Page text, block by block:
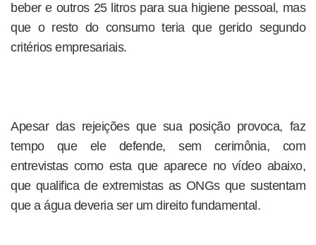
beber e outros 25 litros para sua higiene pessoal, mas
que o resto do consumo teria que gerido segundo
critérios empresariais.
Apesar das rejeições que sua posição provoca, faz
tempo que ele defende, sem cerimônia, com
entrevistas como esta que aparece no vídeo abaixo,
que qualifica de extremistas as ONGs que sustentam
que a água deveria ser um direito fundamental.